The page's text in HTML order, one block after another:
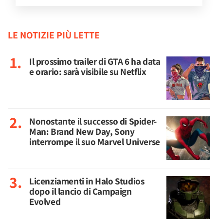
LE NOTIZIE PIÙ LETTE
Il prossimo trailer di GTA 6 ha data
e orario: sarà visibile su Netflix
Nonostante il successo di Spider-
Man: Brand New Day, Sony
interrompe il suo Marvel Universe
Licenziamenti in Halo Studios
dopo il lancio di Campaign
Evolved